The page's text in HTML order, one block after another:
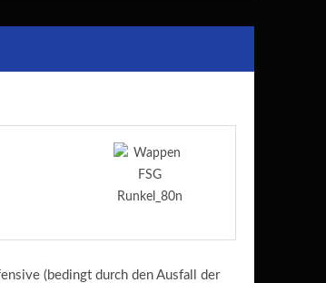
(bedingt durch den Ausfall der